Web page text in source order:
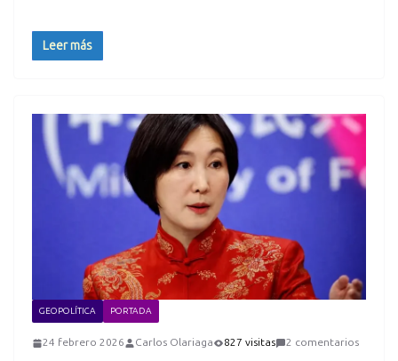
Leer más
GEOPOLÍTICA PORTADA
24 febrero 2026 Carlos Olariaga 827 visitas 2 comentarios